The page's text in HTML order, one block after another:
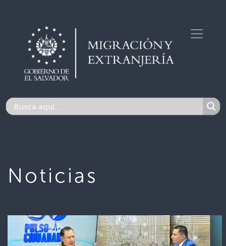
Noticias